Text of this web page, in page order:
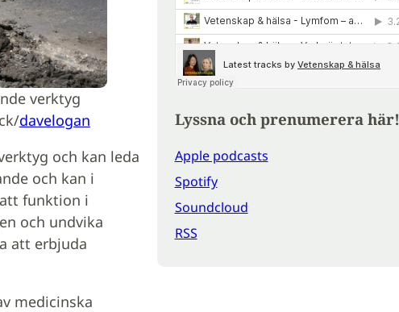
verktyg
davelogan
och kan leda
och kan i
funktion i
och undvika
att erbjuda
medicinska
Lyssna och prenumerera här!
Apple podcasts
Spotify
Soundcloud
RSS